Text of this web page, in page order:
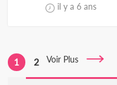
il y a 6 ans
1 2 Voir Plus